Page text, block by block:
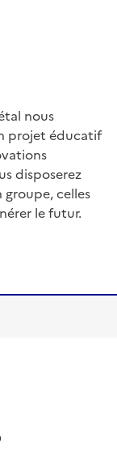
nous
projet éducatif
disposerez
groupe, celles
le futur.